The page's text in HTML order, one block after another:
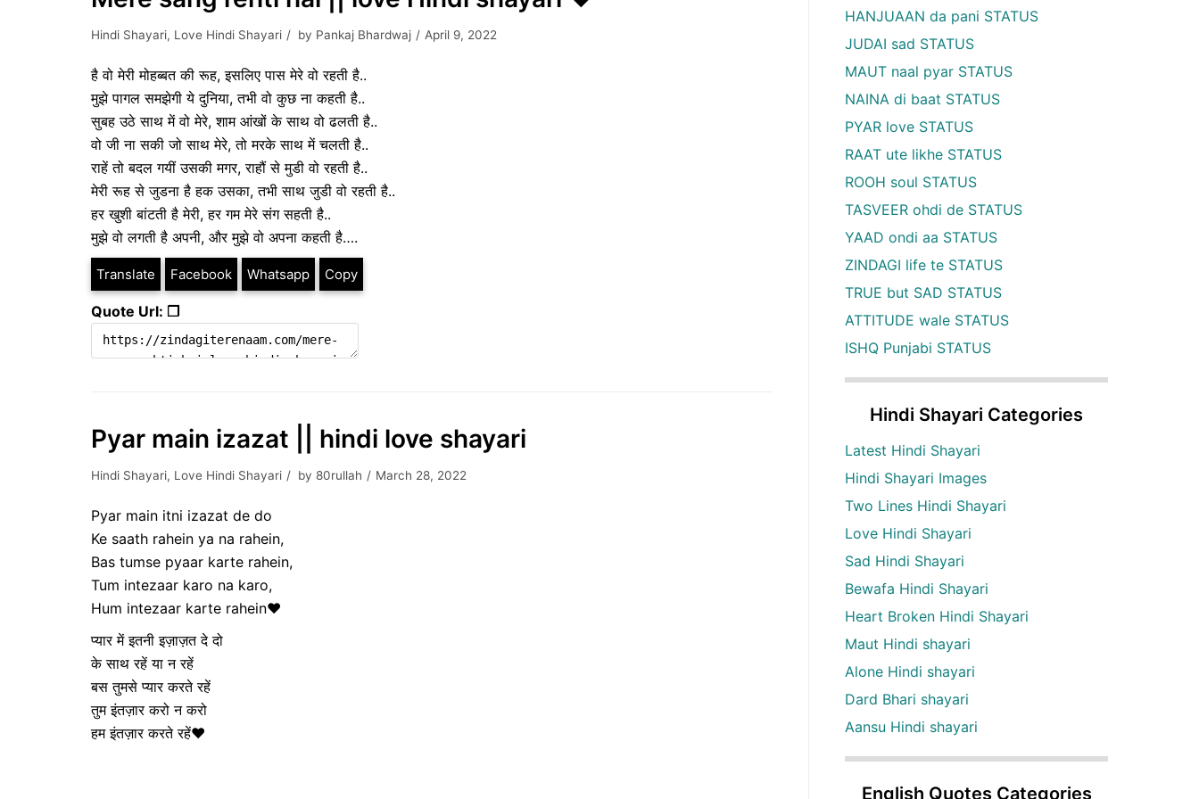
Hindi Shayari, Love Hindi Shayari by Pankaj Bhardwaj April 9, 2022
है वो मेरी मोहब्बत की रूह, इसलिए पास मेरे वो रहती है..
मुझे पागल समझेगी ये दुनिया, तभी वो कुछ ना कहती है..
सुबह उठे साथ में वो मेरे, शाम आंखों के साथ वो ढलती है..
वो जी ना सकी जो साथ मेरे, तो मरके साथ में चलती है..
राहें तो बदल गयीं उसकी मगर, राहौं से मुडी वो रहती है..
मेरी रूह से जुडना है हक उसका, तभी साथ जुडी वो रहती है..
हर खुशी बांटती है मेरी, हर गम मेरे संग सहती है..
मुझे वो लगती है अपनी, और मुझे वो अपना कहती है….
Translate Facebook Whatsapp Copy
Quote Url: ❐
Pyar main izazat || hindi love shayari
Hindi Shayari, Love Hindi Shayari by 80rullah March 28, 2022
Pyar main itni izazat de do
Ke saath rahein ya na rahein,
Bas tumse pyaar karte rahein,
Tum intezaar karo na karo,
Hum intezaar karte rahein❤
प्यार में इतनी इज़ाज़त दे दो
के साथ रहें या न रहें
बस तुमसे प्यार करते रहें
तुम इंतज़ार करो न करो
हम इंतज़ार करते रहें❤
HANJUAAN da pani STATUS
JUDAI sad STATUS
MAUT naal pyar STATUS
NAINA di baat STATUS
PYAR love STATUS
RAAT ute likhe STATUS
ROOH soul STATUS
TASVEER ohdi de STATUS
YAAD ondi aa STATUS
ZINDAGI life te STATUS
TRUE but SAD STATUS
ATTITUDE wale STATUS
ISHQ Punjabi STATUS
Hindi Shayari Categories
Latest Hindi Shayari
Hindi Shayari Images
Two Lines Hindi Shayari
Love Hindi Shayari
Sad Hindi Shayari
Bewafa Hindi Shayari
Heart Broken Hindi Shayari
Maut Hindi shayari
Alone Hindi shayari
Dard Bhari shayari
Aansu Hindi shayari
English Quotes Categories